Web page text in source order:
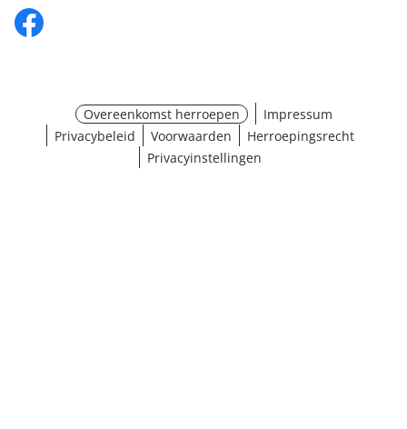
Overeenkomst herroepen
Impressum
Privacybeleid
Voorwaarden
Herroepingsrecht
Privacyinstellingen